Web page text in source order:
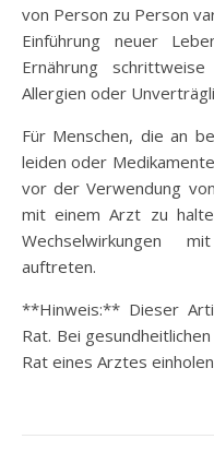
von Person zu Person
Einführung neuer
Ernährung
Allergien oder
Für Menschen, die an
leiden oder
vor der Verwendung
mit einem Arzt zu
Wechselwirkungen
auftreten.
**Hinweis:** Dieser
Rat. Bei
Rat eines Arztes